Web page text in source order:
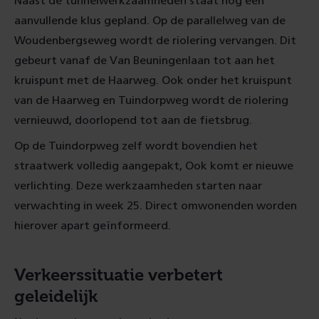
aanvullende klus gepland. Op de parallelweg van de
Woudenbergseweg wordt de riolering vervangen. Dit
gebeurt vanaf de Van Beuningenlaan tot aan het
kruispunt met de Haarweg. Ook onder het kruispunt
van de Haarweg en Tuindorpweg wordt de riolering
vernieuwd, doorlopend tot aan de fietsbrug.
Op de Tuindorpweg zelf wordt bovendien het
straatwerk volledig aangepakt, Ook komt er nieuwe
verlichting. Deze werkzaamheden starten naar
verwachting in week 25. Direct omwonenden worden
hierover apart geïnformeerd.
Verkeerssituatie verbetert
geleidelijk